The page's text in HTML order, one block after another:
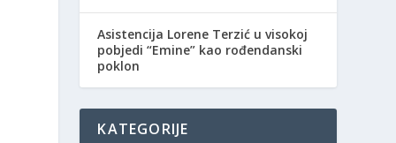
Asistencija Lorene Terzić u visokoj
pobjedi “Emine” kao rođendanski
poklon
KATEGORIJE